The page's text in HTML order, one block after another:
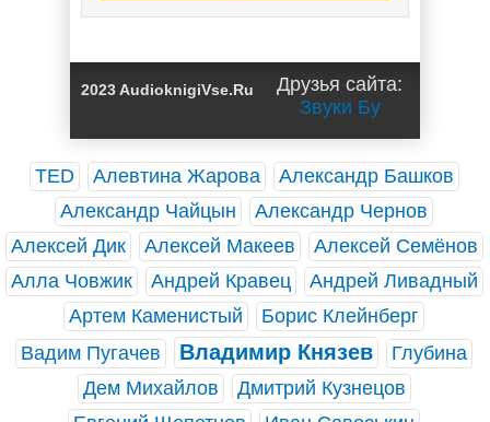
2023 AudioknigiVse.Ru
Друзья сайта:
Звуки Бу
TED Алевтина Жарова
Александр Башков
Александр Чайцын
Александр Чернов
Алексей Дик
Алексей Макеев
Алексей Семёнов
Алла Човжик
Андрей Кравец
Андрей Ливадный
Артем Каменистый
Борис Клейнберг
Вадим Пугачев
Владимир Князев
Глубина
Дем Михайлов
Дмитрий Кузнецов